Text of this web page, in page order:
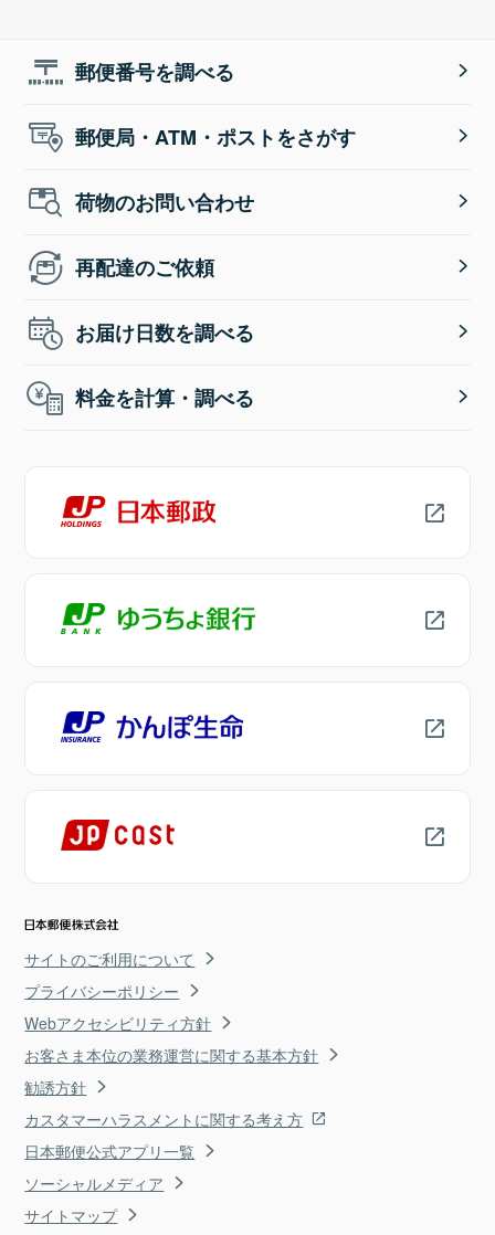
郵便番号を調べる
郵便局・ATM・ポストをさがす
荷物のお問い合わせ
再配達のご依頼
お届け日数を調べる
料金を計算・調べる
サイトのご利用について
プライバシーポリシー
Webアクセシビリティ方針
お客さま本位の業務運営に関する基本方針
勧誘方針
カスタマーハラスメントに関する考え方
日本郵便公式アプリ一覧
ソーシャルメディア
サイトマップ